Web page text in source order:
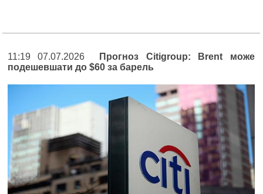
11:19 07.07.2026
Прогноз Citigroup: Brent може
подешевшати до $60 за барель